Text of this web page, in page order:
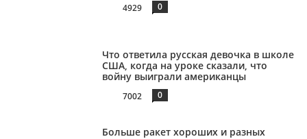
4929 0
Что ответила русская девочка в школе
США, когда на уроке сказали, что
войну выиграли американцы
7002 0
Больше ракет хороших и разных